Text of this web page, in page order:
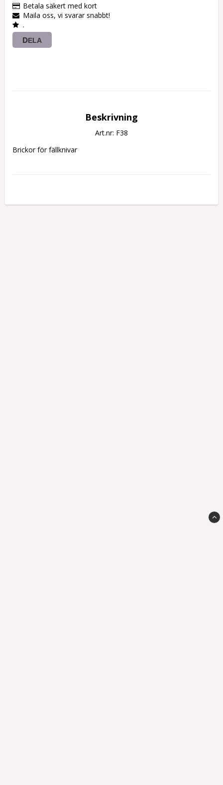
Betala säkert med kort
Maila oss, vi svarar snabbt!
.
DELA
Beskrivning
Art.nr: F38
Brickor för fällknivar